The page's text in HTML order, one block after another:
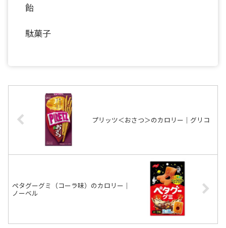
飴
駄菓子
プリッツ＜おさつ＞のカロリー｜グリコ
ペタグーグミ（コーラ味）のカロリー｜
ノーベル